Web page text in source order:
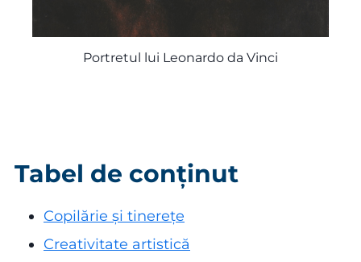
Portretul lui Leonardo da Vinci
Tabel de conținut
Copilărie și tinerețe
Creativitate artistică